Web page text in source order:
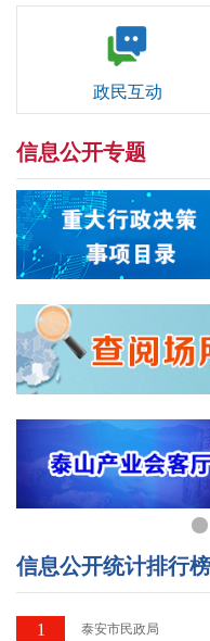
政民互动
信息公开专题
信息公开统计排行榜
1 泰安市民政局